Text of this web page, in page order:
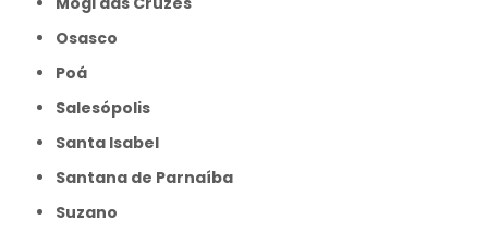
Osasco
Poá
Salesópolis
Santa Isabel
Santana de Parnaíba
Suzano